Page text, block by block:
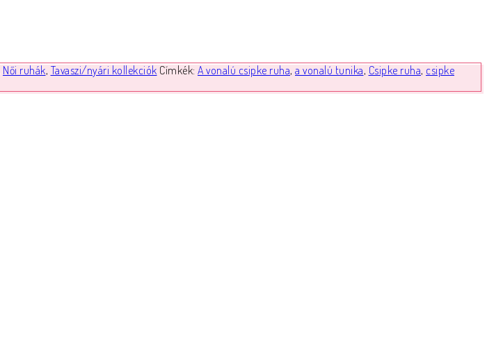
Női ruhák, Tavaszi/nyári kollekciók Címkék: A vonalú csipke ruha, a vonalú tunika, Csipke ruha, csipke